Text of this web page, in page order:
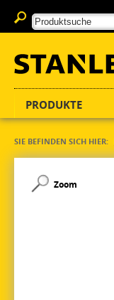
PRODUKTE
SIE BEFINDEN SICH HIER:
Zoom